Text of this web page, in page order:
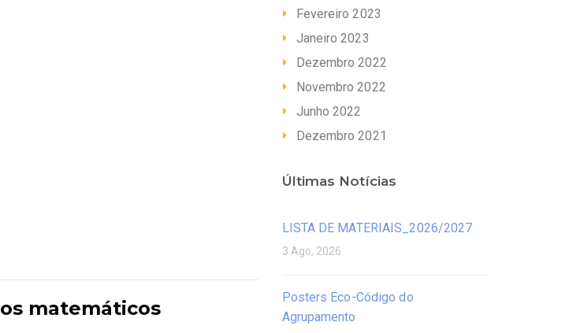
matemáticos
Fevereiro 2023
Janeiro 2023
Dezembro 2022
Novembro 2022
Junho 2022
Dezembro 2021
Últimas Notícias
LISTA DE MATERIAIS_2026/2027
3 Ago, 2026
Posters Eco-Código do
Agrupamento